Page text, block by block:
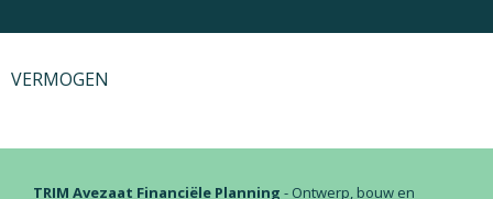
VERMOGEN
TRIM Avezaat Financiële Planning - Ontwerp, bouw en